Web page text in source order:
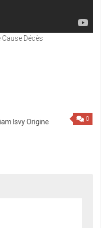
Décès
0
Isvy Origine